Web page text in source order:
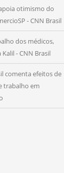
otimismo do
- CNN Brasil
dos médicos,
- CNN Brasil
comenta efeitos de
trabalho em